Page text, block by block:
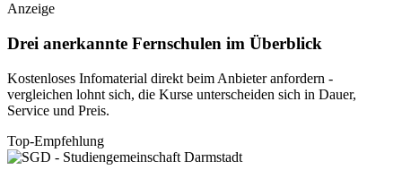
Anzeige
Drei anerkannte Fernschulen im Überblick
Kostenloses Infomaterial direkt beim Anbieter anfordern -
vergleichen lohnt sich, die Kurse unterscheiden sich in Dauer,
Service und Preis.
Top-Empfehlung